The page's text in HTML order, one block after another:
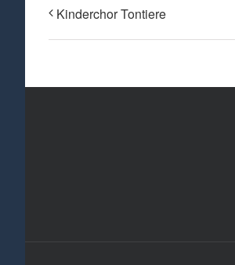
Kinderchor Tontiere